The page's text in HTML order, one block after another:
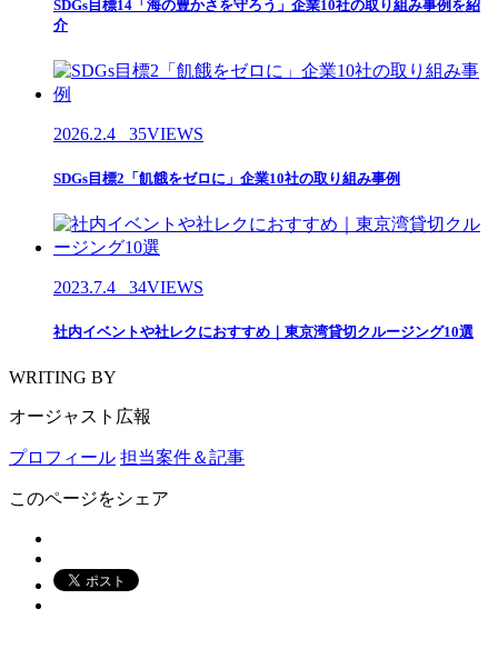
SDGs目標14「海の豊かさを守ろう」企業10社の取り組み事例を紹
介
2026.2.4 35VIEWS
SDGs目標2「飢餓をゼロに」企業10社の取り組み事例
2023.7.4 34VIEWS
社内イベントや社レクにおすすめ｜東京湾貸切クルージング10選
WRITING BY
オージャスト広報
プロフィール 担当案件＆記事
このページをシェア